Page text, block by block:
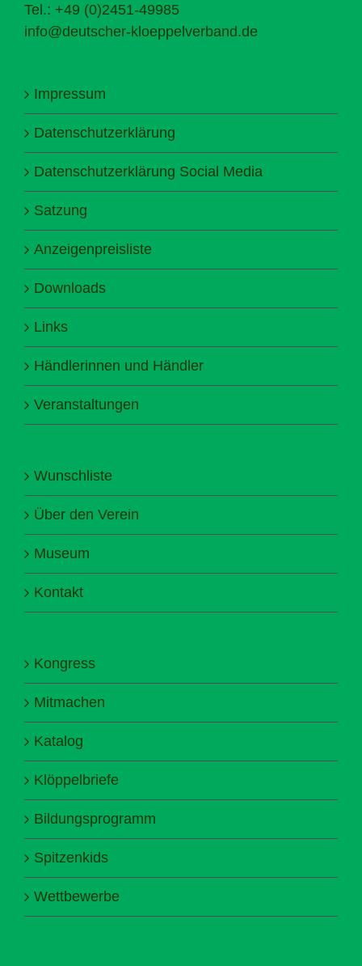
Tel.: +49 (0)2451-49985
info@deutscher-kloeppelverband.de
Impressum
Datenschutzerklärung
Datenschutzerklärung Social Media
Satzung
Anzeigenpreisliste
Downloads
Links
Händlerinnen und Händler
Veranstaltungen
Wunschliste
Über den Verein
Museum
Kontakt
Kongress
Mitmachen
Katalog
Klöppelbriefe
Bildungsprogramm
Spitzenkids
Wettbewerbe